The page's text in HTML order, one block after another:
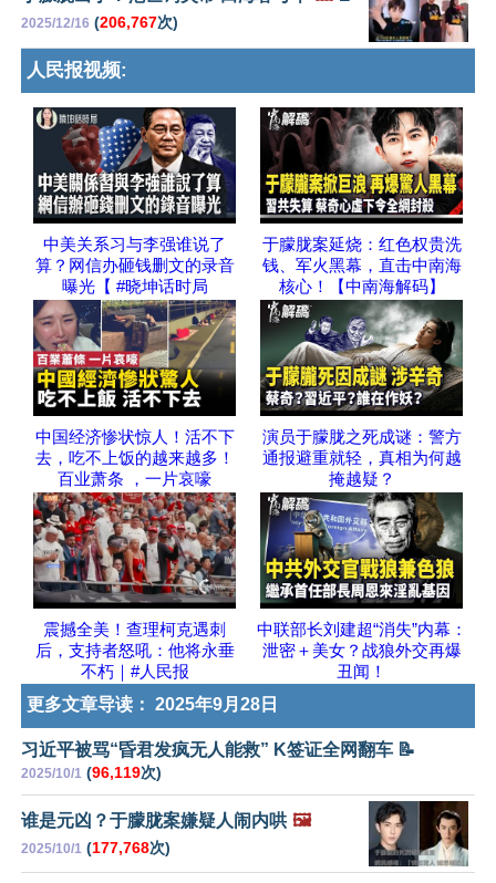
2025/12/16 (206,767次)
人民报视频:
中美关系习与李强谁说了
算？网信办砸钱删文的录音
曝光【 #晓坤话时局
于朦胧案延烧：红色权贵洗
钱、军火黑幕，直击中南海
核心！【中南海解码】
中国经济惨状惊人！活不下
去，吃不上饭的越来越多！
百业萧条 ，一片哀嚎
演员于朦胧之死成谜：警方
通报避重就轻，真相为何越
掩越疑？
震撼全美！查理柯克遇刺
后，支持者怒吼：他将永垂
不朽｜#人民报
中联部长刘建超“消失”内幕：
泄密＋美女？战狼外交再爆
丑闻！
更多文章导读： 2025年9月28日
习近平被骂“昏君发疯无人能救” K签证全网翻车 📝
2025/10/1 (96,119次)
谁是元凶？于朦胧案嫌疑人闹内哄 🖼️
2025/10/1 (177,768次)